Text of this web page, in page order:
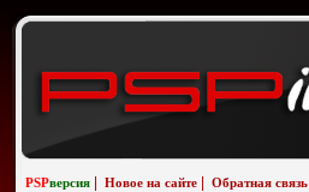
PSPверсия Новое на сайте Обратная связь